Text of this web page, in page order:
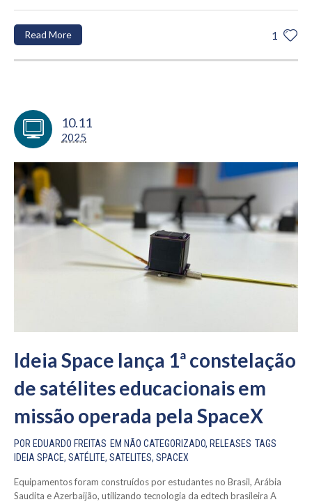
1
Read More
10.11
2025
Ideia Space lança 1ª constelação
de satélites educacionais em
missão operada pela SpaceX
POR EDUARDO FREITAS EM NÃO CATEGORIZADO, RELEASES TAGS
IDEIA SPACE, SATÉLITE, SATELITES, SPACEX
Equipamentos foram construídos por estudantes no Brasil, Arábia
Saudita e Azerbaijão, utilizando tecnologia da edtech brasileira A